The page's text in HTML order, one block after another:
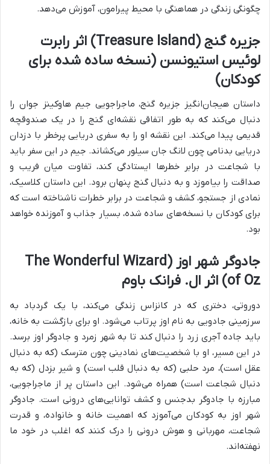
چگونگی زندگی در هماهنگی با محیط پیرامون، آموزش می‌دهد.
جزیره گنج (Treasure Island) اثر رابرت
لوئیس استیونسن (نسخه ساده شده برای
کودکان)
داستان هیجان‌انگیز جزیره گنج، ماجراجویی جیم هاوکینز جوان را
دنبال می‌کند که به طور اتفاقی نقشه‌ای گنج را در یک صندوقچه
قدیمی پیدا می‌کند. این نقشه او را به سفری دریایی پرخطر با دزدان
دریایی بدنامی چون لانگ جان سیلور می‌کشاند. جیم در این سفر باید
با شجاعت در برابر خطرها ایستادگی کند، تفاوت میان فریب و
صداقت را بیاموزد و به دنبال گنج پنهان برود. این داستان کلاسیک،
نمادی از جستجو، کشف و شجاعت در برابر خطرات ناشناخته است که
برای کودکان با نسخه‌های ساده شده، بسیار جذاب و آموزنده خواهد
بود.
جادوگر شهر اوز (The Wonderful Wizard
of Oz) اثر ال. فرانک باوم
دوروتی، دختری که در کانزاس زندگی می‌کند، با یک گردباد به
سرزمینی جادویی به نام اوز پرتاب می‌شود. او برای بازگشت به خانه،
باید جاده آجری زرد را دنبال کند تا به شهر زمرد و جادوگر اوز برسد.
در این مسیر، او با شخصیت‌های نمادینی چون مترسک (که به دنبال
عقل است)، مرد حلبی (که به دنبال قلب است) و شیر بزدل (که به
دنبال شجاعت است) همراه می‌شود. این داستان پر از ماجراجویی،
مبارزه با جادوگر بدجنس و کشف توانایی‌های درونی است. جادوگر
شهر اوز به کودکان می‌آموزد که اهمیت خانه و خانواده، و قدرت
شجاعت، مهربانی و هوش درونی را درک کنند که اغلب در خود ما
نهفته‌اند.